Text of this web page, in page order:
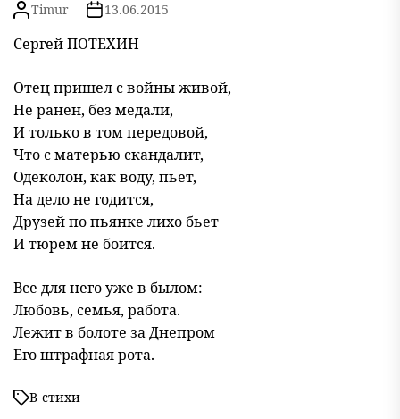
Timur 13.06.2015
Сергей ПОТЕХИН
Отец пришел с войны живой,
Не ранен, без медали,
И только в том передовой,
Что с матерью скандалит,
Одеколон, как воду, пьет,
На дело не годится,
Друзей по пьянке лихо бьет
И тюрем не боится.
Все для него уже в былом:
Любовь, семья, работа.
Лежит в болоте за Днепром
Его штрафная рота.
В стихи